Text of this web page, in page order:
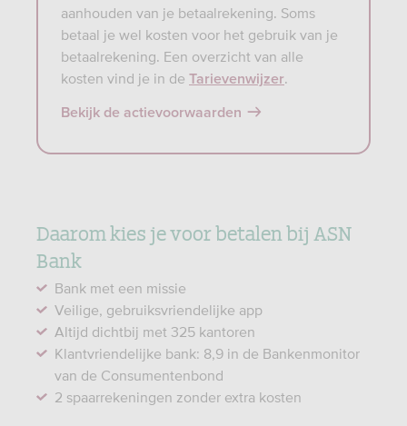
aanhouden van je betaalrekening. Soms
betaal je wel kosten voor het gebruik van je
betaalrekening. Een overzicht van alle
kosten vind je in de Tarievenwijzer. ​
Bekijk de actievoorwaarden
Daarom kies je voor betalen bij ASN
Bank
Bank met een missie
Veilige, gebruiksvriendelijke app
Altijd dichtbij met 325 kantoren
Klantvriendelijke bank: 8,9 in de Bankenmonitor
van de Consumentenbond
2 spaarrekeningen zonder extra kosten